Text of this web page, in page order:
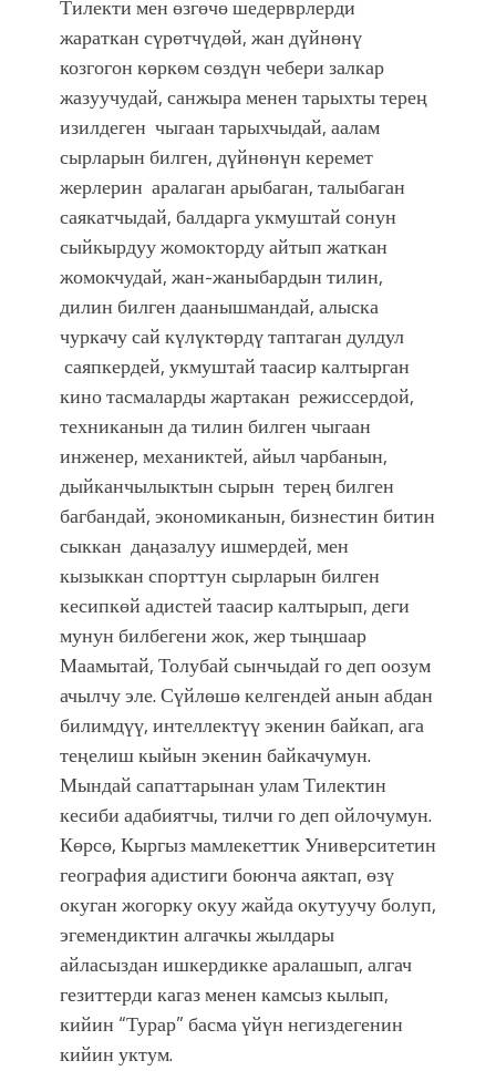
Тилекти мен өзгөчө шедерврлерди
жараткан сүрөтчүдөй, жан дүйнөнү
козгогон көркөм сөздүн чебери залкар
жазуучудай, санжыра менен тарыхты терең
изилдеген чыгаан тарыхчыдай, аалам
сырларын билген, дүйнөнүн керемет
жерлерин аралаган арыбаган, талыбаган
саякатчыдай, балдарга укмуштай сонун
сыйкырдуу жомокторду айтып жаткан
жомокчудай, жан-жаныбардын тилин,
дилин билген даанышмандай, алыска
чуркачу сай күлүктөрдү таптаган дулдул
саяпкердей, укмуштай таасир калтырган
кино тасмаларды жартакан режиссердой,
техниканын да тилин билген чыгаан
инженер, механиктей, айыл чарбанын,
дыйканчылыктын сырын терең билген
багбандай, экономиканын, бизнестин битин
сыккан даңазалуу ишмердей, мен
кызыккан спорттун сырларын билген
кесипкөй адистей таасир калтырып, деги
мунун билбегени жок, жер тыңшаар
Маамытай, Толубай сынчыдай го деп оозум
ачылчу эле. Сүйлөшө келгендей анын абдан
билимдүү, интеллектүү экенин байкап, ага
теңелиш кыйын экенин байкачумун.
Мындай сапаттарынан улам Тилектин
кесиби адабиятчы, тилчи го деп ойлочумун.
Көрсө, Кыргыз мамлекеттик Университетин
география адистиги боюнча аяктап, өзү
окуган жогорку окуу жайда окутуучу болуп,
эгемендиктин алгачкы жылдары
айласыздан ишкердикке аралашып, алгач
гезиттерди кагаз менен камсыз кылып,
кийин “Турар” басма үйүн негиздегенин
кийин уктум.